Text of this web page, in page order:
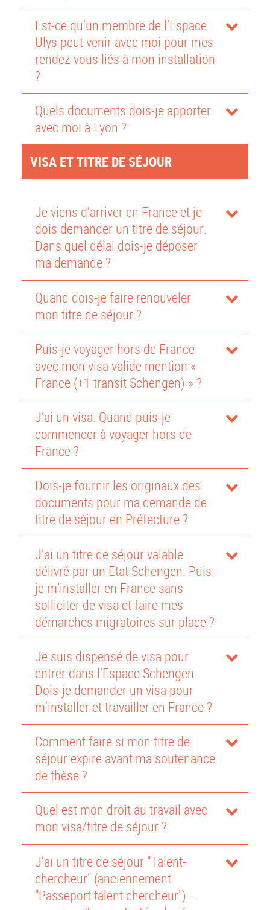
Est-ce qu’un membre de l’Espace
Ulys peut venir avec moi pour mes
rendez-vous liés à mon installation
?
Quels documents dois-je apporter
avec moi à Lyon ?
VISA ET TITRE DE SÉJOUR
Je viens d’arriver en France et je
dois demander un titre de séjour.
Dans quel délai dois-je déposer
ma demande ?
Quand dois-je faire renouveler
mon titre de séjour ?
Puis-je voyager hors de France
avec mon visa valide mention «
France (+1 transit Schengen) » ?
J’ai un visa. Quand puis-je
commencer à voyager hors de
France ?
Dois-je fournir les originaux des
documents pour ma demande de
titre de séjour en Préfecture ?
J’ai un titre de séjour valable
délivré par un Etat Schengen. Puis-
je m’installer en France sans
solliciter de visa et faire mes
démarches migratoires sur place ?
Je suis dispensé de visa pour
entrer dans l’Espace Schengen.
Dois-je demander un visa pour
m’installer et travailler en France ?
Comment faire si mon titre de
séjour expire avant ma soutenance
de thèse ?
Quel est mon droit au travail avec
mon visa/titre de séjour ?
J’ai un titre de séjour "Talent-
chercheur" (anciennement
"Passeport talent chercheur") –